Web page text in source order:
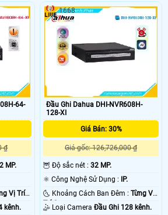
64-
₫
MP.
Vị Trí
kênh.
Đầu Ghi Dahua DHI-NVR608H-
128-XI
Giá Bán: 30%
Giá gốc: 126,726,000 ₫
🦉 Độ sắc nét :32 MP.
⚛️ Công Nghệ Sử Dụng :
IP.
🌜 Khoảng Cách Ban Đêm :Từng Vị
Trí Camera .
🤹 Loại CameraĐầu Ghi 128 kênh.
1668